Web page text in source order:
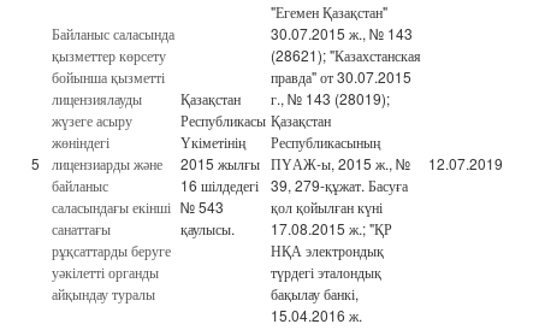
5
Байланыс саласында
қызметтер көрсету
бойынша қызметті
лицензиялауды
жүзеге асыру
жөніндегі
лицензиарды және
байланыс
саласындағы екінші
санаттағы
рұқсаттарды беруге
уәкілетті органды
айқындау туралы
Қазақстан
Республикасы
Үкіметінің
2015 жылғы
16 шілдедегі
№ 543
қаулысы.
"Егемен Қазақстан"
30.07.2015 ж., № 143
(28621); "Казахстанская
правда" от 30.07.2015
г., № 143 (28019);
Қазақстан
Республикасының
ПҮАЖ-ы, 2015 ж., №
39, 279-құжат. Басуға
қол қойылған күні
17.08.2015 ж.; "ҚР
НҚА электрондық
түрдегі эталондық
бақылау банкі,
15.04.2016 ж.
12.07.2019